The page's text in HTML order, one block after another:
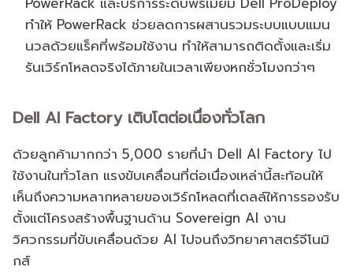
ทำให้ PowerRack ช่วยลดการผสานรวมระบบแบบแมน
นวลด้วยแร็คที่พร้อมใช้งาน ทำให้สามารถติดตั้งและเริ่ม
รันเวิร์กโหลดจริงได้ภายในเวลาเพียงหกชั่วโมงกว่าๆ
Dell AI Factory เติบโตต่อเนื่องทั่วโลก
ด้วยลูกค้ามากกว่า 5,000 รายที่นำ Dell AI Factory ไป
ใช้งานในทั่วโลก แรงขับเคลื่อนที่ต่อเนื่องเหล่านี้สะท้อนให้
เห็นถึงความหลากหลายของเวิร์กโหลดที่เดลล์ให้การรองรับ
ตั้งแต่โครงสร้างพื้นฐานด้าน Sovereign AI งาน
วิศวกรรมที่ขับเคลื่อนด้วย AI ไปจนถึงวิทยาศาสตร์จีโนมิ
กส์